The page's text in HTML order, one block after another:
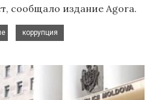
сообщало издание Agora.
коррупция